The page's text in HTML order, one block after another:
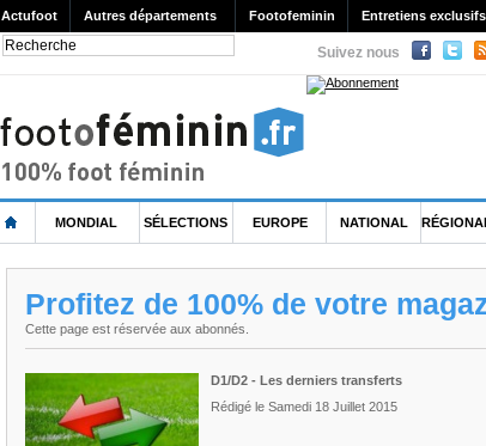
Actufoot Autres départements Footofeminin Entretiens exclusifs
Suivez nous
MONDIAL SÉLECTIONS EUROPE NATIONAL
Profitez de 100% de votre
Cette page est réservée aux abonnés.
D1/D2 - Les derniers transferts
Rédigé le Samedi 18 Juillet 2015